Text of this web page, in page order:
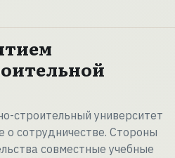
строительный университет
о сотрудничестве. Стороны
совместные учебные